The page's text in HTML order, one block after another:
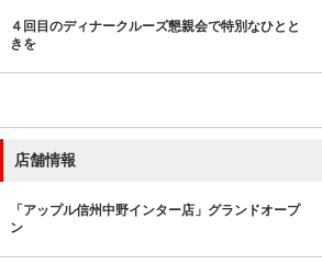
４回目のディナークルーズ懇親会で特別なひとと
きを
店舗情報
「アップル信州中野インター店」グランドオープ
ン